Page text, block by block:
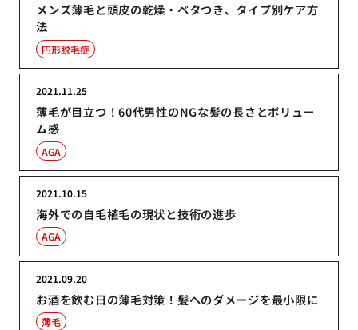
メンズ薄毛と頭皮の乾燥・ベタつき、タイプ別ケア方
法
円形脱毛症
薄毛が目立つ！60代男性のNGな髪の長さとボリュー
ム感
2021.11.25
AGA
海外での自毛植毛の現状と技術の進歩
2021.10.15
AGA
お酒を飲む日の薄毛対策！髪へのダメージを最小限に
2021.09.20
薄毛